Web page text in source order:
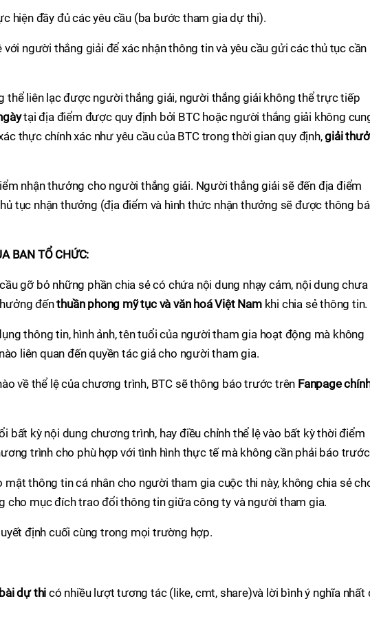
hiện đầy đủ các yêu cầu (ba bước tham gia dự thi).
với người thắng giải để xác nhận thông tin và yêu cầu gửi các thủ tục cần
thể liên lạc được người thắng giải, người thắng giải không thể trực tiếp
tại địa điểm được quy định bởi BTC hoặc người thắng giải không
thực chính xác như yêu cầu của BTC trong thời gian quy định,giải
nhận thưởng cho người thắng giải. Người thắng giải sẽ đến địa điểm
tục nhận thưởng (địa điểm và hình thức nhận thưởng sẽ được thông
BAN TỔ CHỨC:
gỡ bỏ những phần chia sẻ có chứa nội dung nhạy cảm, nội dung chưa
đếnthuần phong mỹ tục và văn hoá Việt Namkhi chia sẻ thông tin.
thông tin, hình ảnh, tên tuổi của người tham gia hoạt động mà không
liên quan đến quyền tác giả cho người tham gia.
về thể lệ của chương trình, BTC sẽ thông báo trước trên Fanpage
bất kỳ nội dung chương trình, hay điều chỉnh thể lệ vào bất kỳ thời điểm
trình cho phù hợp với tình hình thực tế mà không cần phải báo
mật thông tin cá nhân cho người tham gia cuộc thi này, không chia sẻ
cho mục đích trao đổi thông tin giữa công ty và người tham gia.
định cuối cùng trong mọi trường hợp.
dự thi có nhiều lượt tương tác (like, cmt, share)và lời bình ý nghĩa nhất